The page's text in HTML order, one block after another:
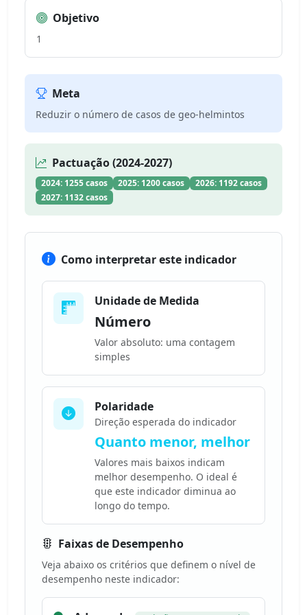
Objetivo
1
Meta
Reduzir o número de casos de geo-helmintos
Pactuação (2024-2027)
2024: 1255 casos 2025: 1200 casos
2026: 1192 casos
2027: 1132 casos
Como interpretar este indicador
Unidade de Medida
Número
Valor absoluto: uma contagem
simples
Polaridade
Direção esperada do indicador
Quanto menor, melhor
Valores mais baixos indicam
melhor desempenho. O ideal é
que este indicador diminua ao
longo do tempo.
Faixas de Desempenho
Veja abaixo os critérios que definem o nível de
desempenho neste indicador: